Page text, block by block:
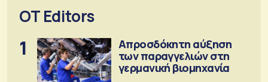
OT Editors
1
Απροσδόκητη αύξηση
των παραγγελιών στη
γερμανική βιομηχανία